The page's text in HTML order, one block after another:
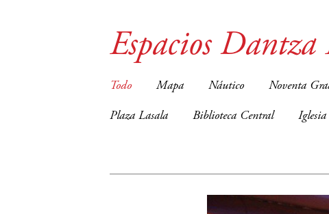
Espacios
Todo Mapa Náutico Noventa
Plaza Lasala Biblioteca Central